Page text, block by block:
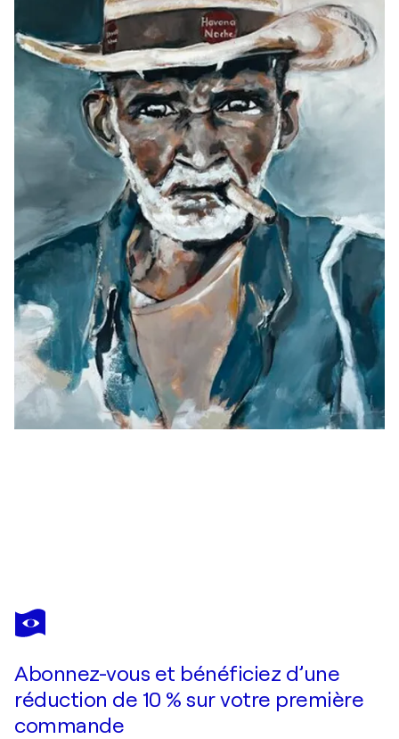
INGRID BONNEVIE
Kazakh
Abonnez-vous et bénéficiez d’une
réduction de 10 % sur votre première
commande